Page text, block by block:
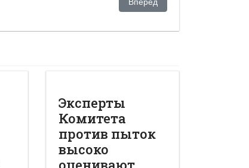
Вперед
Эксперты
Комитета
против пыток
высоко